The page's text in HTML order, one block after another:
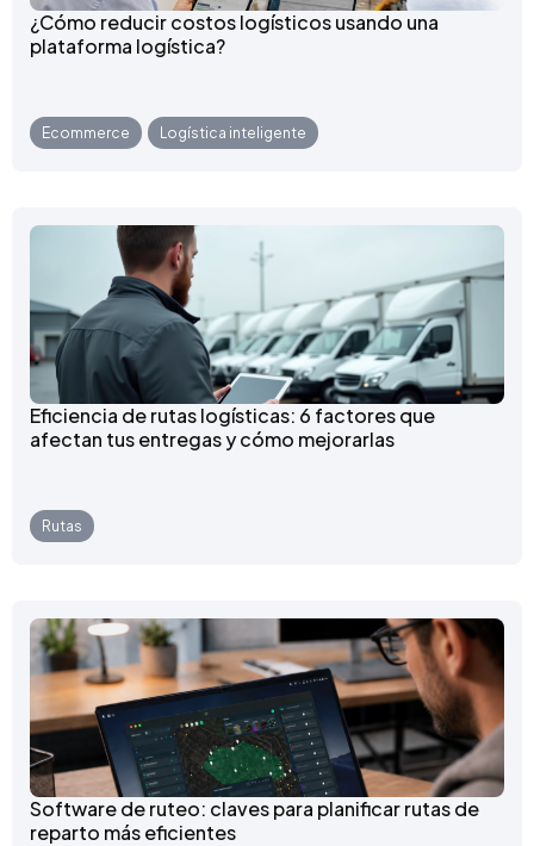
¿Cómo reducir costos logísticos usando una
plataforma logística?
Ecommerce Logística inteligente
Eficiencia de rutas logísticas: 6 factores que
afectan tus entregas y cómo mejorarlas
Rutas
Software de ruteo: claves para planificar rutas de
reparto más eficientes